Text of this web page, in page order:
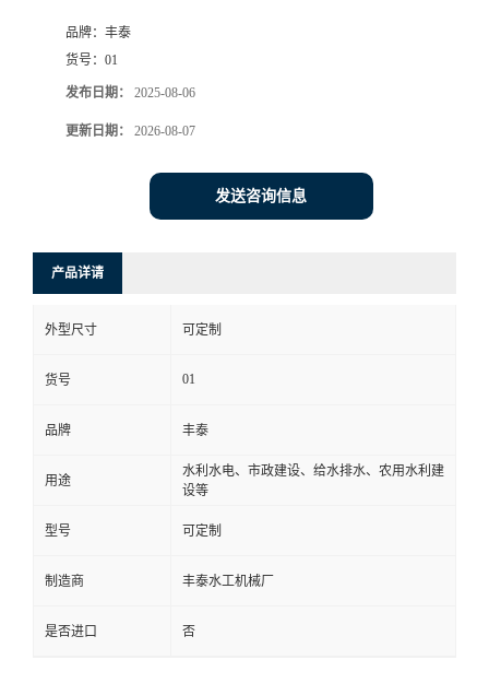
品牌： 丰泰
货号： 01
发布日期： 2025-08-06
更新日期： 2026-08-07
发送咨询信息
产品详请
外型尺寸 可定制
货号 01
品牌 丰泰
用途
水利水电、市政建设、给水排水、农用水利建
设等
型号 可定制
制造商 丰泰水工机械厂
是否进口 否